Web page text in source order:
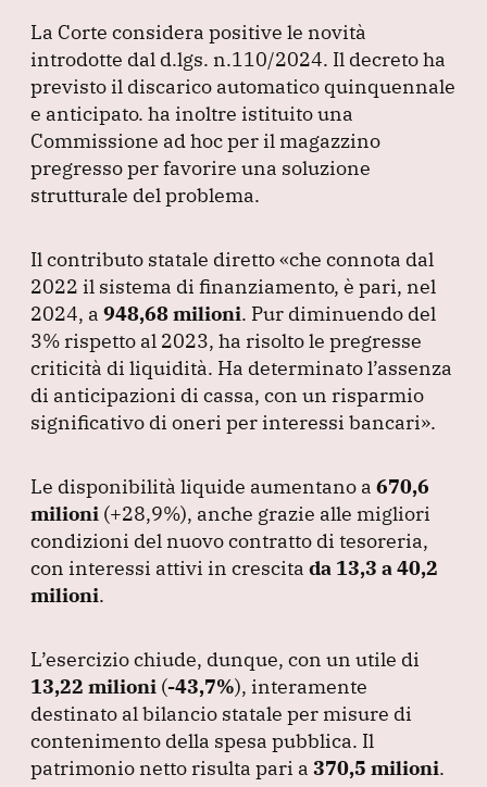
La Corte considera positive le novità
introdotte dal d.lgs. n.110/2024. Il decreto ha
previsto il discarico automatico quinquennale
e anticipato. ha inoltre istituito una
Commissione ad hoc per il magazzino
pregresso per favorire una soluzione
strutturale del problema.
Il contributo statale diretto«che connota dal
2022 il sistema di finanziamento, è pari, nel
2024, a 948,68 milioni. Pur diminuendo del
3% rispetto al 2023, ha risolto le pregresse
criticità di liquidità. Ha determinato l’assenza
di anticipazioni di cassa, con un risparmio
significativo di oneri per interessi bancari».
Le disponibilità liquide aumentano a 670,6
milioni (+28,9%), anche grazie alle migliori
condizioni del nuovo contratto di tesoreria,
con interessi attivi in crescita da 13,3 a 40,2
milioni.
L’esercizio chiude, dunque, con un utile di
13,22 milioni (-43,7%), interamente
destinato al bilancio statale per misure di
contenimento della spesa pubblica. Il
patrimonio netto risulta pari a 370,5 milioni.